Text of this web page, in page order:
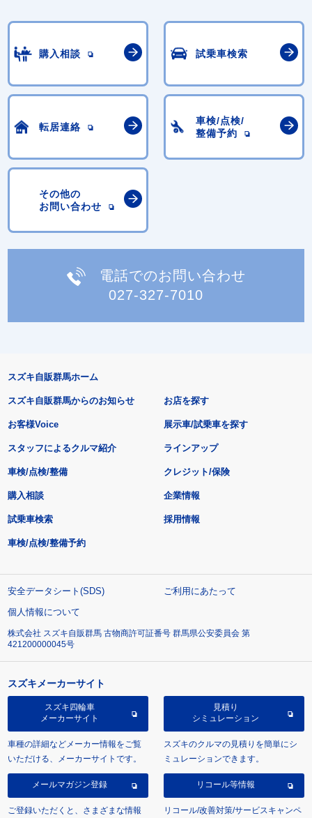
購入相談 試乗車検索
転居連絡
車検/点検/
整備予約
その他の
お問い合わせ
電話でのお問い合わせ
027-327-7010
スズキ自販群馬ホーム
スズキ自販群馬からのお知らせ
お客様Voice
スタッフによるクルマ紹介
お店を探す
展示車/試乗車を探す
ラインアップ
車検/点検/整備 クレジット/保険
購入相談
試乗車検索
車検/点検/整備予約
企業情報
採用情報
安全データシート(SDS)
ご利用にあたって
個人情報について
株式会社 スズキ自販群馬 古物商許可証番号 群馬県公安委員会 第
421200000045号
スズキメーカーサイト
スズキ四輪車
メーカーサイト
車種の詳細などメーカー情報をご覧
いただける、メーカーサイトです。
見積り
シミュレーション
スズキのクルマの見積りを簡単にシ
ミュレーションできます。
メールマガジン登録
ご登録いただくと、さまざまな情報
リコール等情報
リコール/改善対策/サービスキャンペ